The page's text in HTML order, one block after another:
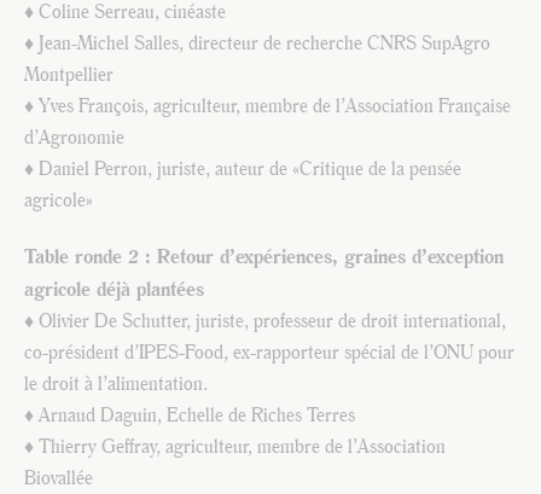
♦ Coline Serreau, cinéaste
♦ Jean-Michel Salles, directeur de recherche CNRS SupAgro
Montpellier
♦ Yves François, agriculteur, membre de l’Association Française
d’Agronomie
♦ Daniel Perron, juriste, auteur de «Critique de la pensée
agricole»
Table ronde 2 : Retour d’expériences, graines d’exception
agricole déjà plantées
♦ Olivier De Schutter, juriste, professeur de droit international,
co-président d’IPES-Food, ex-rapporteur spécial de l’ONU pour
le droit à l’alimentation.
♦ Arnaud Daguin, Echelle de Riches Terres
♦ Thierry Geffray, agriculteur, membre de l’Association
Biovallée